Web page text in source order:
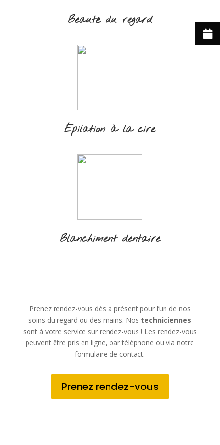
Beauté du regard
Épilation à la cire
Blanchiment dentaire
Prenez rendez-vous dès à présent pour l’un de nos
soins du regard ou des mains. Nos techniciennes
sont à votre service sur rendez-vous ! Les rendez-vous
peuvent être pris en ligne, par téléphone ou via notre
formulaire de contact.
Prenez rendez-vous